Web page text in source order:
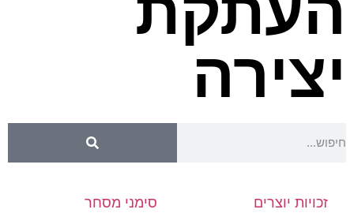
יצירה
זכויות יוצרים סימני מסחר